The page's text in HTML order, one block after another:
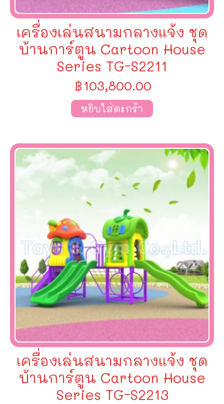
เครื่องเล่นสนามกลางแจ้ง ชุด
บ้านการ์ตูน Cartoon House
Series TG-S2211
฿103,800.00
หยิบใส่ตะกร้า
เครื่องเล่นสนามกลางแจ้ง ชุด
บ้านการ์ตูน Cartoon House
Series TG-S2213